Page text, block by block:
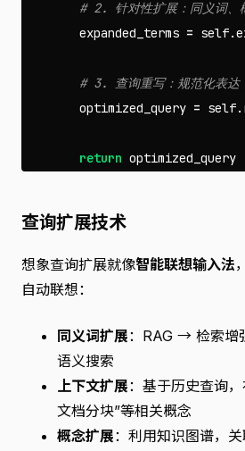
expanded_terms = self.
optimized_query = self.
return optimized_query
查询扩展技术
想象查询扩展就像智能联想输入法
自动联想：
同义词扩展：RAG → 检索增
语义搜索
上下文扩展：基于历史查询
文档分块”等相关概念
概念扩展：利用知识图谱，